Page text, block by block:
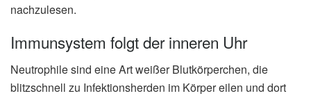
nachzulesen.
Immunsystem folgt der inneren Uhr
Neutrophile sind eine Art weißer Blutkörperchen, die
blitzschnell zu Infektionsherden im Körper eilen und dort